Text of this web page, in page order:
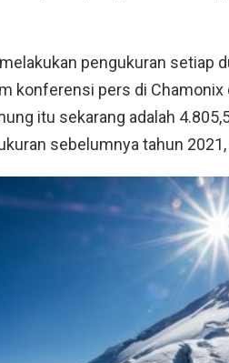
pengukuran setiap
konferensi pers di Chamonix
itu sekarang adalah
sebelumnya tahun